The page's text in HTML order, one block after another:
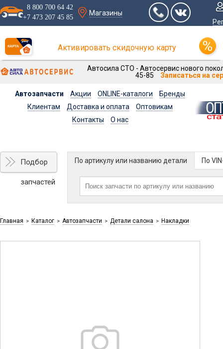
8 800 700 64 42
+7 473 207 45 85
Магазины
Активировать скидочную карту
Автосила СТО - Автосервис нового
45-85
Записаться на
Автозапчасти Акции ONLINE-каталоги
Бренды
Клиентам
Доставка и оплата
Оптовикам
Контакты
О нас
Подбор
запчастей
По артикулу или названию детали По
Главная > Каталог > Автозапчасти > Детали салона > Накладки